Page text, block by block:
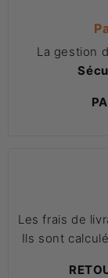
La gestion
Les frais de
Ils sont